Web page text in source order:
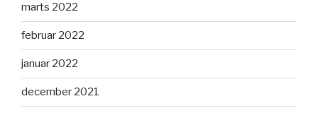
marts 2022
februar 2022
januar 2022
december 2021